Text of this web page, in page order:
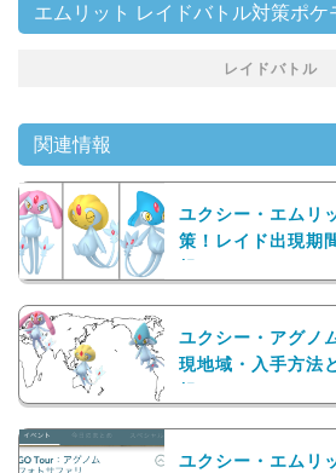
エムリット レイドバトル対策ポケ
レイドバトル
関連情報
ユクシー・エムリ
策！レイド出現期
ユクシー・アグノ
現地域・入手方法
ユクシー・エムリ